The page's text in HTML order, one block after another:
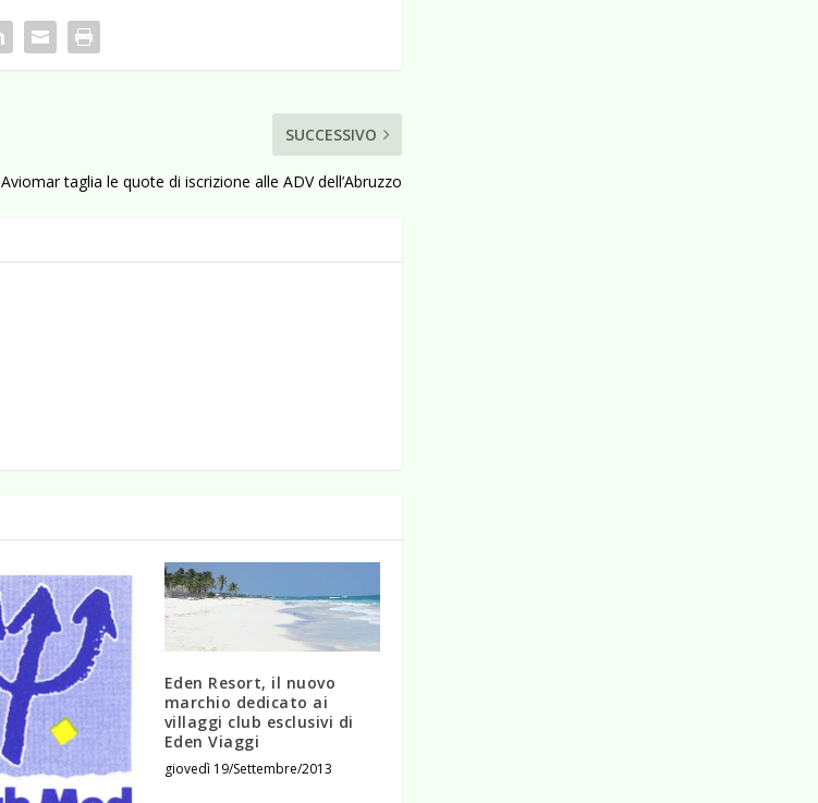
SUCCESSIVO
Aviomar taglia le quote di iscrizione alle ADV dell’Abruzzo
Eden Resort, il nuovo
marchio dedicato ai
villaggi club esclusivi di
Eden Viaggi
giovedì 19/Settembre/2013